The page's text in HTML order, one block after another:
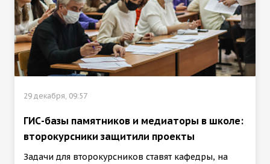
29 декабря, 09:57
ГИС-базы памятников и медиаторы в школе:
второкурсники защитили проекты
Задачи для второкурсников ставят кафедры, на